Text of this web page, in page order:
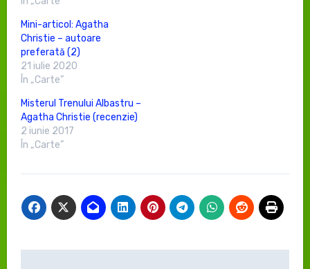
Mini-articol: Agatha
Christie – autoare
preferată (2)
21 iulie 2020
În „Carte”
Misterul Trenului Albastru –
Agatha Christie (recenzie)
2 iunie 2017
În „Carte”